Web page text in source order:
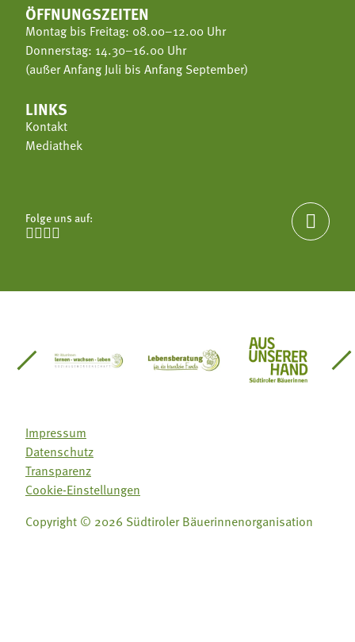
ÖFFNUNGSZEITEN
Montag bis Freitag: 08.00–12.00 Uhr
Donnerstag: 14.30–16.00 Uhr
(außer Anfang Juli bis Anfang September)
LINKS
Kontakt
Mediathek
Folge uns auf:


Südtirol
Gärtnervereinigung
Sozialgenossenschaft Mit Bäuerinnen lernen -
Lebensberatung für dieAus unserer
Impressum
Datenschutz
Transparenz
Cookie-Einstellungen
Copyright © 2026 Südtiroler Bäuerinnenorganisation